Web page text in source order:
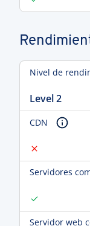
Nivel de
Level 2
CDN
Servidores
Servidor web